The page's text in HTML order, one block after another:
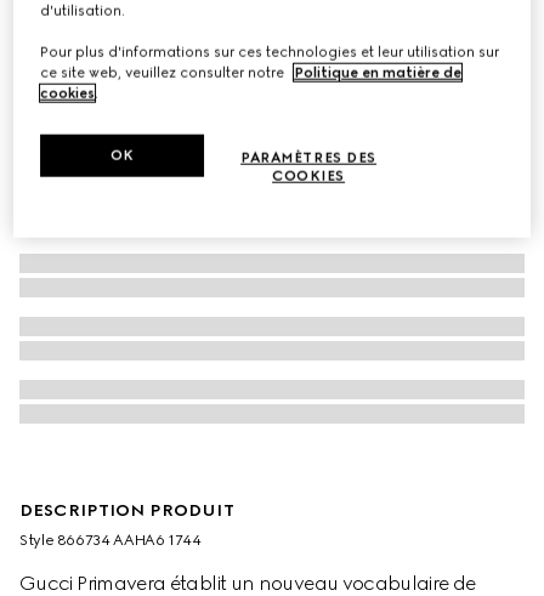
DESCRIPTION PRODUIT
Style ‎866734 AAHA6 1744
Gucci Primavera établit un nouveau vocabulaire de
d'utilisation.
Pour plus d'informations sur ces technologies et leur utilisation sur
ce site web, veuillez consulter notre
Politique en matière de
cookies.
PARAMÈTRES DES
COOKIES
OK